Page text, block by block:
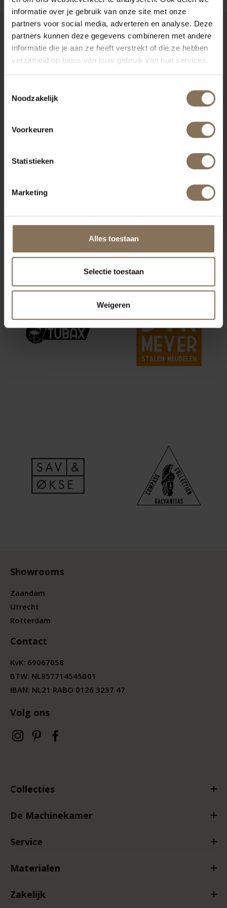
informatie over je gebruik van onze site met onze
partners voor social media, adverteren en analyse. Deze
partners kunnen deze gegevens combineren met andere
informatie die je aan ze heeft verstrekt of die ze hebben
verzameld op basis van jouw gebruik van hun services.
Noodzakelijk
Voorkeuren
Statistieken
Marketing
Alles toestaan
Selectie toestaan
Weigeren
RECENT BEKEKEN
S16 WIT | WALNOOT
ONZE MERKEN
Showrooms
Zaandam
Utrecht
Rotterdam
Contact
KvK: 69067058
BTW: NL857714545B01
IBAN: NL21 RABO 0126 3237 47
Volg ons
Collecties
De Machinekamer
Service
Materialen
Zakelijk